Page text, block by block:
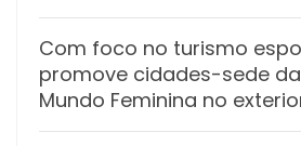
Com foco no turismo
promove cidades-sede
Mundo Feminina no